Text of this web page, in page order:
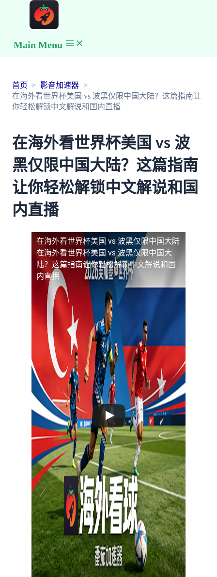
Main Menu
首页
影音加速器
在海外看世界杯美国 vs 波黑仅限中国大陆？这篇指南让
你轻松解锁中文解说和国内直播
在海外看世界杯美国 vs 波
黑仅限中国大陆？这篇指南
让你轻松解锁中文解说和国
内直播
在海外看世界杯美国 vs 波黑仅限中国大陆
在海外看世界杯美国 vs 波黑仅限中国大
陆？这篇指南让你轻松解锁中文解说和国
内直播